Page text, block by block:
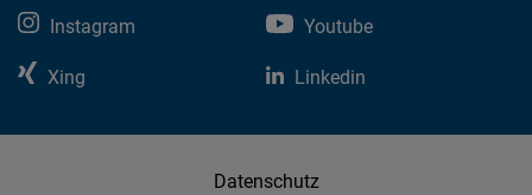
Instagram
Youtube
Xing
Linkedin
Datenschutz